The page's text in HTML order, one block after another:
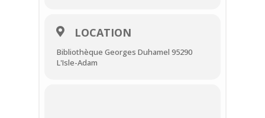
Animations sur réservation.
LOCATION
Bibliothèque Georges Duhamel 95290
L'Isle-Adam